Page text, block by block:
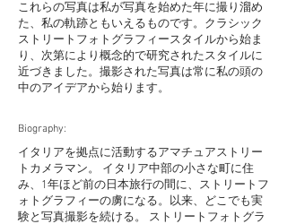
これらの写真は私が写真を始めた年に撮り溜め
た、私の軌跡ともいえるものです。クラシック
ストリートフォトグラフィースタイルから始ま
り、次第により概念的で研究されたスタイルに
近づきました。撮影された写真は常に私の頭の
中のアイデアから始ります。
Biography:
イタリアを拠点に活動するアマチュアストリー
トカメラマン。 イタリア中部の小さな町に住
み、1年ほど前の日本旅行の間に、ストリートフ
ォトグラフィーの虜になる。以来、どこでも実
験と写真撮影を続ける。 ストリートフォトグラ